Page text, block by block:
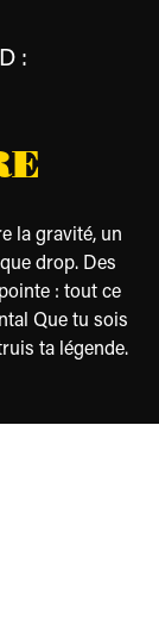
:
la gravité, un
drop. Des
: tout ce
Que tu sois
ta légende.